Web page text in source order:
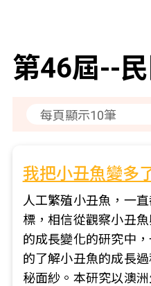
第46屆--
我把小丑魚變多
人工繁殖小丑魚，一
標，相信從觀察小丑
的成長變化的研究中
的了解小丑魚的成長
秘面紗。本研究以澳